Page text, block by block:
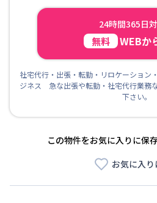
24時間365日
無料 WEBか
社宅代行・出張・転勤・リロケーション
ジネス 急な出張や転勤・社宅代行業務
下さい。
この物件をお気に入りに保
お気に入